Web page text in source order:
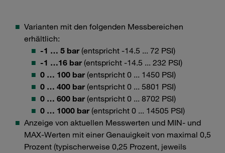
Varianten mit den folgenden Messbereichen
erhältlich:
-1 … 5 bar(entspricht -14.5 ... 72 PSI)
-1 …16 bar(entspricht -14.5 ... 232 PSI)
0 … 100 bar(entspricht 0 ... 1450 PSI)
0 … 400 bar(entspricht 0 ... 5801 PSI)
0 … 600 bar(entspricht 0 ... 8702 PSI)
0 … 1000 bar(entspricht 0 ... 14505 PSI)
Anzeige von aktuellen Messwerten und MIN- und
MAX-Werten mit einer Genauigkeit von maximal 0,5
Prozent (typischerweise 0,25 Prozent, jeweils